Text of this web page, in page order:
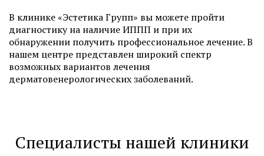
В клинике «Эстетика Групп» вы можете пройти
диагностику на наличие ИППП и при их
обнаружении получить профессиональное лечение. В
нашем центре представлен широкий спектр
возможных вариантов лечения
дерматовенерологических заболеваний.
Специалисты нашей клиники